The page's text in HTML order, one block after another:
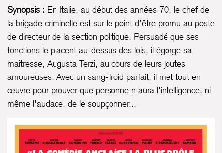
Synopsis : En Italie, au début des années 70, le chef de
la brigade criminelle est sur le point d’être promu au poste
de directeur de la section politique. Persuadé que ses
fonctions le placent au-dessus des lois, il égorge sa
maîtresse, Augusta Terzi, au cours de leurs joutes
amoureuses. Avec un sang-froid parfait, il met tout en
œuvre pour prouver que personne n'aura l'intelligence, ni
même l'audace, de le soupçonner...